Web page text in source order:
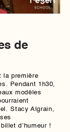
de
la première
Pendant 1h30,
modèles
Stacy Algrain,
d’humeur !